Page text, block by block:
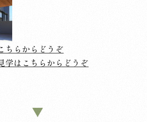
ちらからどうぞ
学はこちらからどうぞ